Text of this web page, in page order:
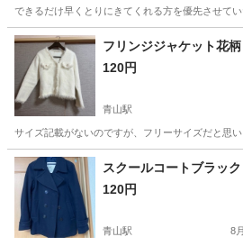
できるだけ早くとりにきてくれる方を優先させて
新潟 新潟市 青山駅 コート ファ
フリンジジャケット花
120円
青山駅
サイズ記載がないのですが、フリーサイズだと思
新潟 新潟市 青山駅 ジャケット
スクールコートブラッ
120円
青山駅 8